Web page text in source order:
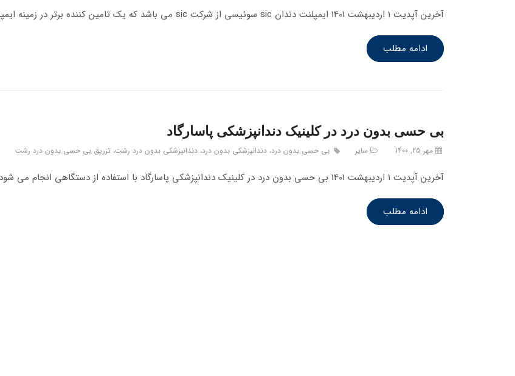
آخرین آپدیت 1 اردیبهشت 1401 ایمپلنت دندان sic سوئیسی از شرکت sic می باشد که یک تامین کننده برتر در زمینه ایمپلنت…
ادامه مطلب
بی حسی بدون درد در کلینیک دندانپزشکی پاسارگاد
مهر 25, 1400 سایر بی حسی بدون درد، دندانپزشکی بدون درد، دندانپزشکی بدون درد رشت، تزریق بی حسی بدون درد رشت
آخرین آپدیت 1 اردیبهشت 1401 بی حسی بدون درد در کلینیک دندانپزشکی پاسارگاد با استفاده از دستگاهی انجام می شود. ابتدا به…
ادامه مطلب